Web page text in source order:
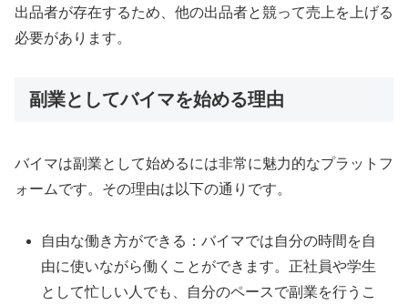
出品者が存在するため、他の出品者と競って売上を上げる
必要があります。
副業としてバイマを始める理由
バイマは副業として始めるには非常に魅力的なプラットフ
ォームです。その理由は以下の通りです。
自由な働き方ができる：バイマでは自分の時間を自
由に使いながら働くことができます。正社員や学生
として忙しい人でも、自分のペースで副業を行うこ